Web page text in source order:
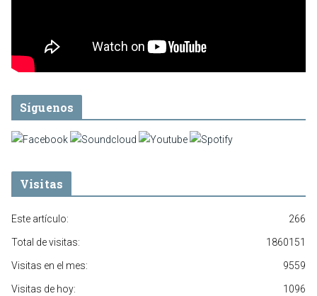
Síguenos
Visitas
266
Este artículo:
1860151
Total de visitas:
9559
Visitas en el mes:
1096
Visitas de hoy: